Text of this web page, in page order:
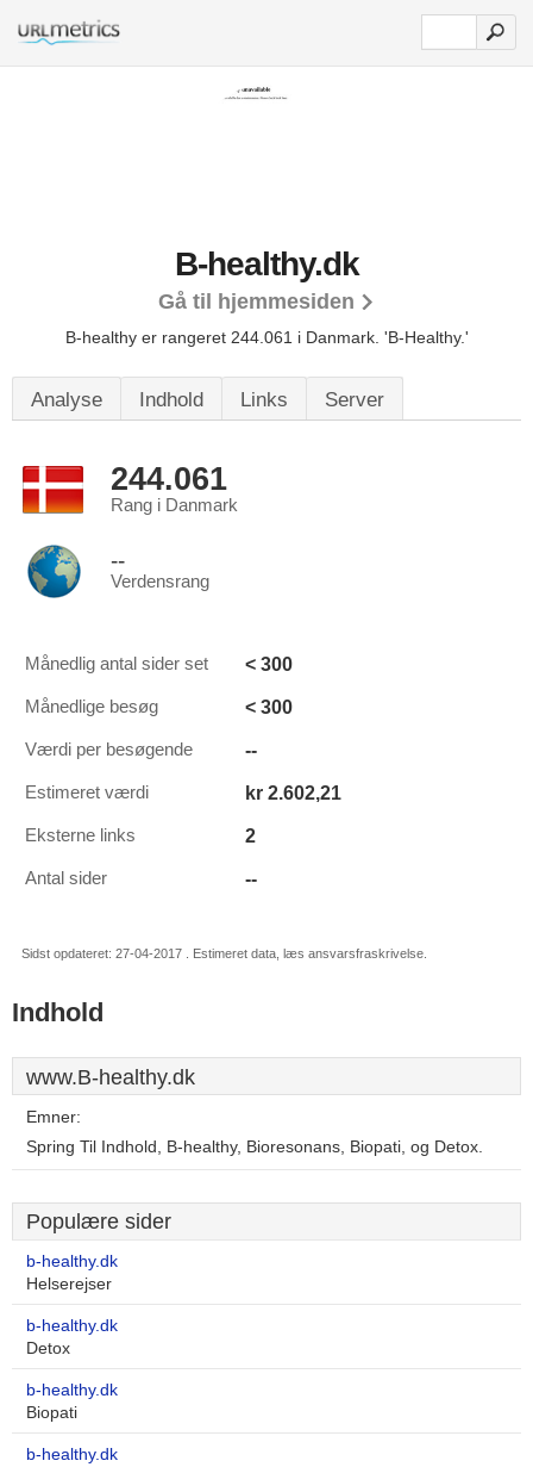
B-healthy.dk
Gå til hjemmesiden
B-healthy er rangeret 244.061 i Danmark. 'B-Healthy.'
Analyse Indhold Links Server
244.061
Rang i Danmark
--
Verdensrang
Månedlig antal sider set < 300
Månedlige besøg < 300
Værdi per besøgende --
Estimeret værdi kr 2.602,21
Eksterne links 2
Antal sider --
Sidst opdateret: 27-04-2017 . Estimeret data, læs ansvarsfraskrivelse.
Indhold
www.B-healthy.dk
Emner:
Spring Til Indhold, B-healthy, Bioresonans, Biopati, og Detox.
Populære sider
b-healthy.dk
Helserejser
b-healthy.dk
Detox
b-healthy.dk
Biopati
b-healthy.dk